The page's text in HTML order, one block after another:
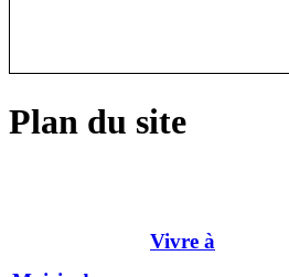
Plan du site
Vivre à